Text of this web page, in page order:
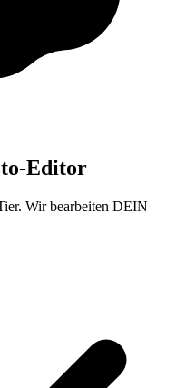
Editor
Wir bearbeiten DEIN